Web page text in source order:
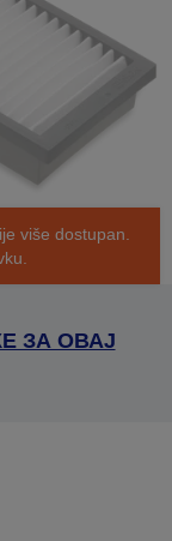
više dostupan.
ЗА ОВАЈ